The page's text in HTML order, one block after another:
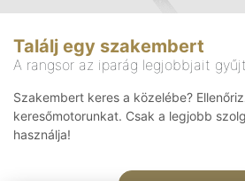
Találj egy szakembert
A rangsor az iparág legjobbjait
Szakembert keres a közelébe?
keresőmotorunkat. Csak a legjobb
használja!